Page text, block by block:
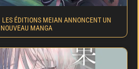
ÉDITIONS MEIAN ANNONCENT UN
NOUVEAU MANGA